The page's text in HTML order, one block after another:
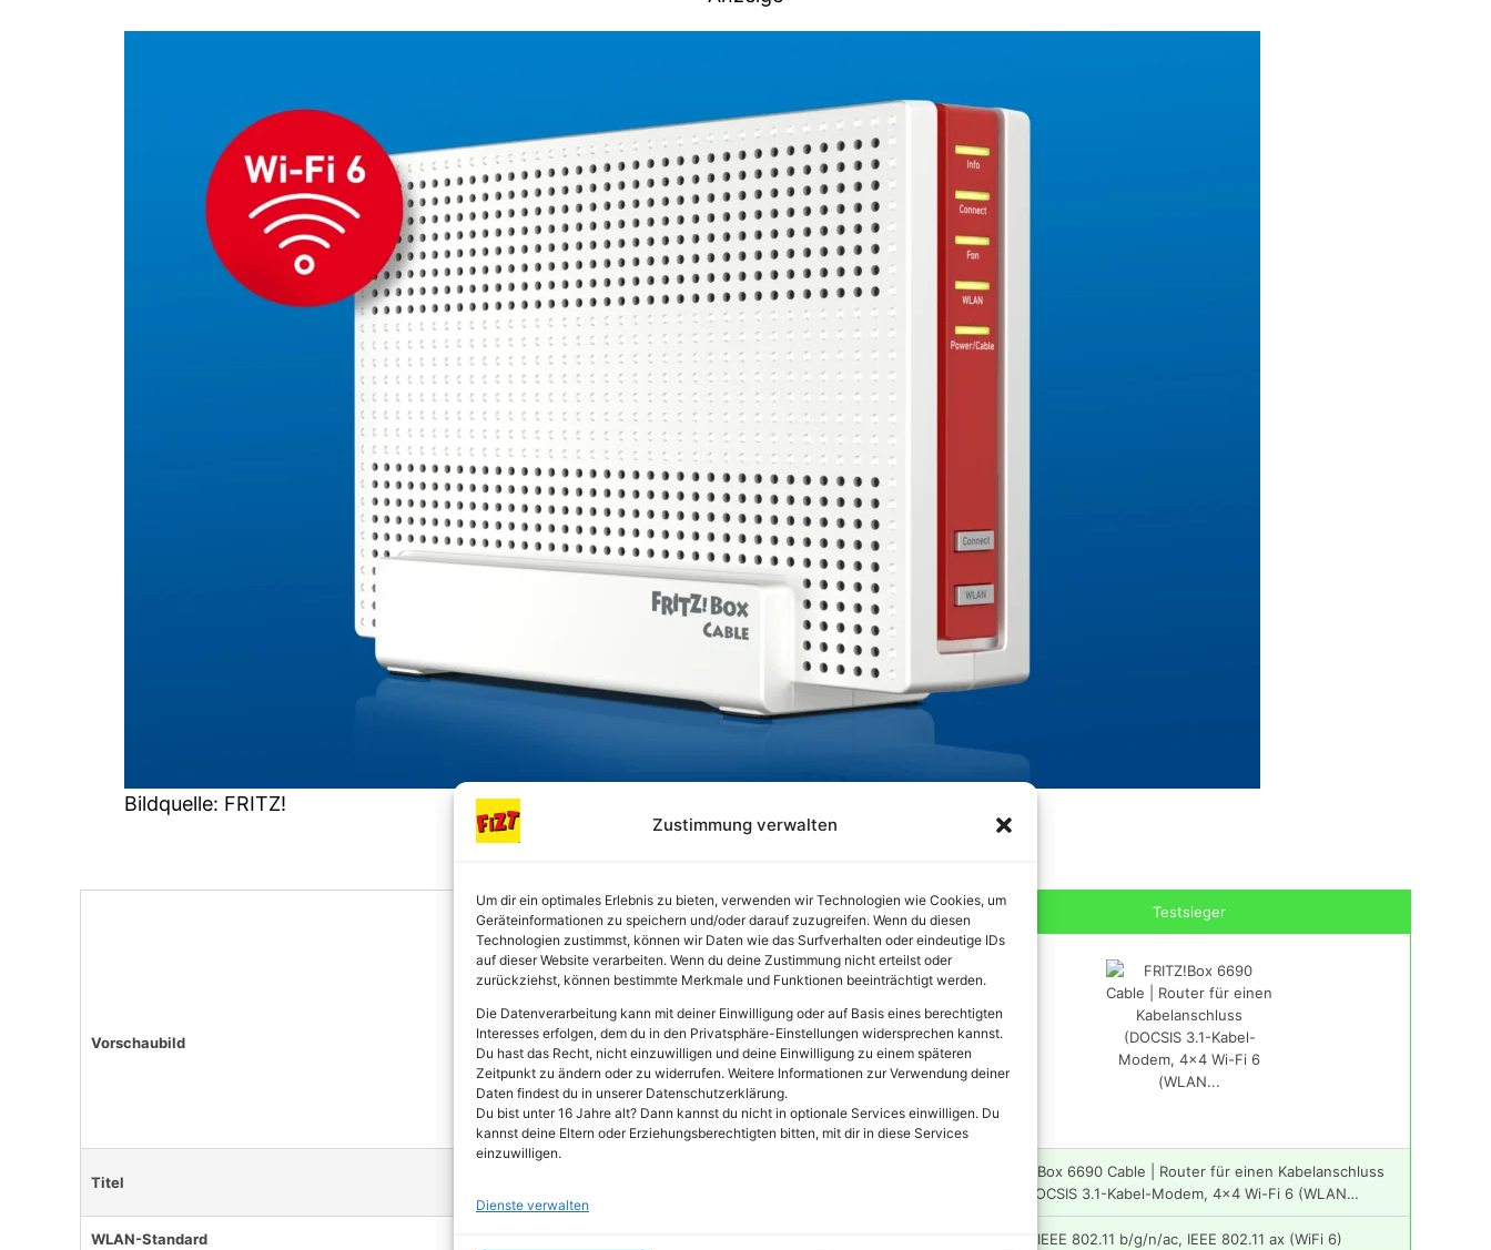
Zustimmung verwalten
Um dir ein optimales Erlebnis zu bieten, verwenden wir Technologien wie Cookies, um
Geräteinformationen zu speichern und/oder darauf zuzugreifen. Wenn du diesen
Technologien zustimmst, können wir Daten wie das Surfverhalten oder eindeutige IDs
auf dieser Website verarbeiten. Wenn du deine Zustimmung nicht erteilst oder
zurückziehst, können bestimmte Merkmale und Funktionen beeinträchtigt werden.
Die Datenverarbeitung kann mit deiner Einwilligung oder auf Basis eines berechtigten
Interesses erfolgen, dem du in den Privatsphäre-Einstellungen widersprechen kannst.
Du hast das Recht, nicht einzuwilligen und deine Einwilligung zu einem späteren
Zeitpunkt zu ändern oder zu widerrufen. Weitere Informationen zur Verwendung deiner
Daten findest du in unserer Datenschutzerklärung.
Du bist unter 16 Jahre alt? Dann kannst du nicht in optionale Services einwilligen. Du
kannst deine Eltern oder Erziehungsberechtigten bitten, mit dir in diese Services
einzuwilligen.
Dienste verwalten
Bildquelle: FRITZ!
Vorschaubild
Bester Preis Testsieger
Titel
FRITZ!Box 6690 Cable | Router für einen Kabelanschluss
(DOCSIS 3.1-Kabel-Modem, 4×4 Wi-Fi 6 (WLAN…
WLAN-Standard IEEE 802.11 b/g/n/ac, IEEE 802.11 ax (WiFi 6)